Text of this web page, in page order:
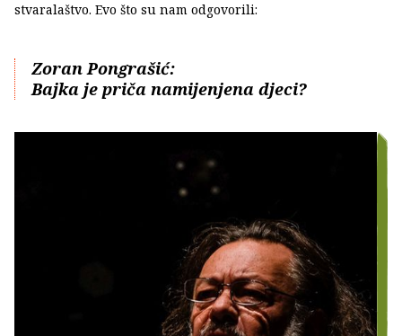
stvaralaštvo. Evo što su nam odgovorili:
Zoran Pongrašić:
Bajka je priča namijenjena djeci?